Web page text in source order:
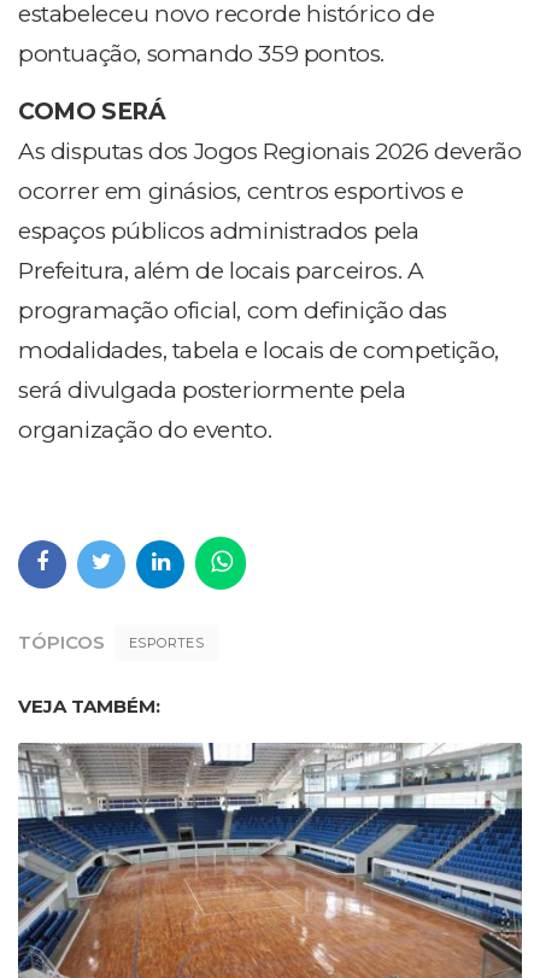
estabeleceu novo recorde histórico de
pontuação, somando 359 pontos.
COMO SERÁ
As disputas dos Jogos Regionais 2026 deverão
ocorrer em ginásios, centros esportivos e
espaços públicos administrados pela
Prefeitura, além de locais parceiros. A
programação oficial, com definição das
modalidades, tabela e locais de competição,
será divulgada posteriormente pela
organização do evento.
TÓPICOS ESPORTES
VEJA TAMBÉM: